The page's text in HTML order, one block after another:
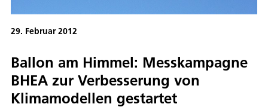
29. Februar 2012
Ballon am Himmel: Messkampagne
BHEA zur Verbesserung von
Klimamodellen gestartet